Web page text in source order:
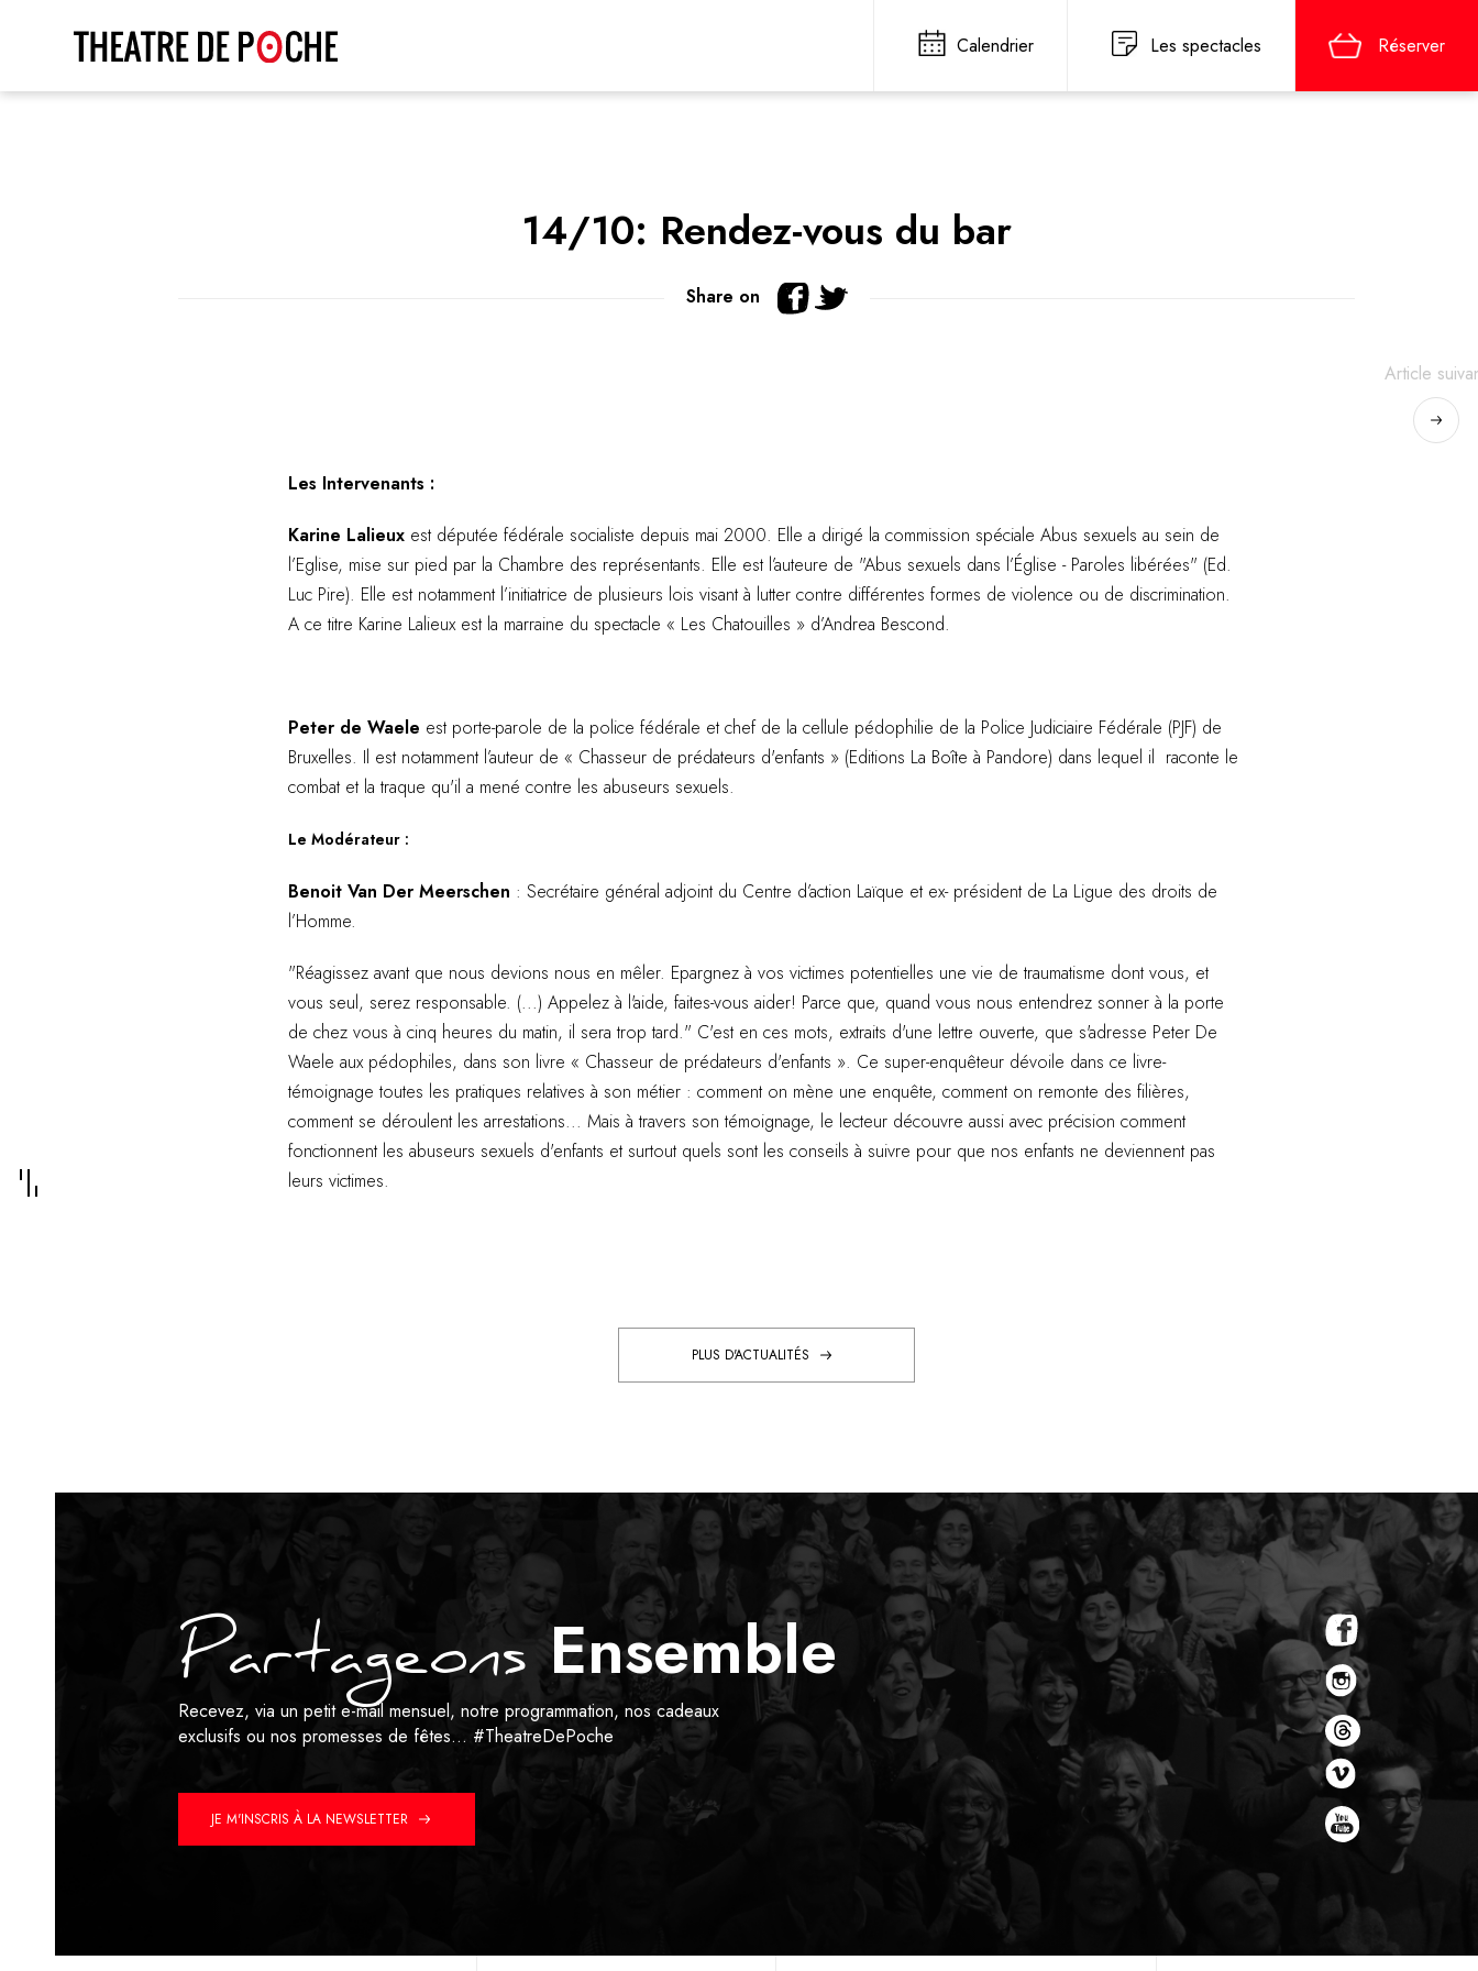
Calendrier Les spectacles Réserver
14/10: Rendez-vous du bar
Share on
Article
Les Intervenants :
Karine Lalieux est députée fédérale socialiste depuis mai 2000. Elle a dirigé la commission spéciale Abus sexuels au sein de
l’Eglise, mise sur pied par la Chambre des représentants. Elle est l’auteure de "Abus sexuels dans l’Église - Paroles libérées" (Ed.
Luc Pire). Elle est notamment l’initiatrice de plusieurs lois visant à lutter contre différentes formes de violence ou de discrimination.
A ce titre Karine Lalieux est la marraine du spectacle « Les Chatouilles » d’Andrea Bescond.
Peter de Waele est porte-parole de la police fédérale et chef de la cellule pédophilie de la Police Judiciaire Fédérale (PJF) de
Bruxelles. Il est notamment l’auteur de « Chasseur de prédateurs d'enfants » (Editions La Boîte à Pandore) dans lequel il raconte le
combat et la traque qu'il a mené contre les abuseurs sexuels.
Le Modérateur :
Benoit Van Der Meerschen : Secrétaire général adjoint du Centre d’action Laïque et ex- président de La Ligue des droits de
l’Homme.
"Réagissez avant que nous devions nous en mêler. Epargnez à vos victimes potentielles une vie de traumatisme dont vous, et
vous seul, serez responsable. (...) Appelez à l'aide, faites-vous aider! Parce que, quand vous nous entendrez sonner à la porte
de chez vous à cinq heures du matin, il sera trop tard." C'est en ces mots, extraits d'une lettre ouverte, que s'adresse Peter De
Waele aux pédophiles, dans son livre « Chasseur de prédateurs d'enfants ». Ce super-enquêteur dévoile dans ce livre-
témoignage toutes les pratiques relatives à son métier : comment on mène une enquête, comment on remonte des filières,
comment se déroulent les arrestations... Mais à travers son témoignage, le lecteur découvre aussi avec précision comment
fonctionnent les abuseurs sexuels d'enfants et surtout quels sont les conseils à suivre pour que nos enfants ne deviennent pas
leurs victimes.
PLUS D'ACTUALITÉS
Partageons Ensemble
Recevez, via un petit e-mail mensuel, notre programmation, nos cadeaux
exclusifs ou nos promesses de fêtes… #TheatreDePoche
JE M'INSCRIS À LA NEWSLETTER